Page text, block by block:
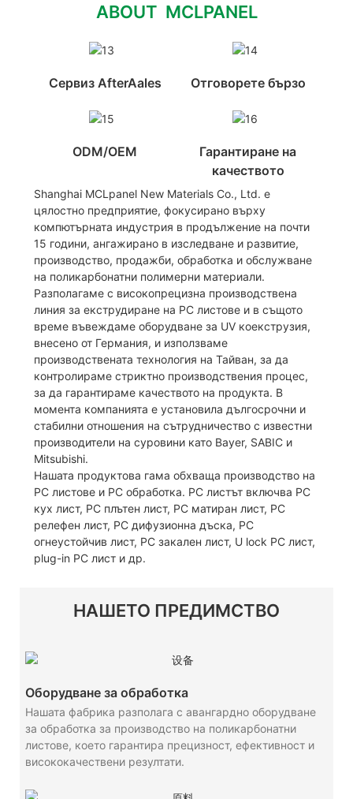
ABOUT MCLPANEL
Сервиз AfterAales Отговорете бързо
ODM/OEM
Гарантиране на
качеството
Shanghai MCLpanel New Materials Co., Ltd. е
цялостно предприятие, фокусирано върху
компютърната индустрия в продължение на почти
15 години, ангажирано в изследване и развитие,
производство, продажби, обработка и обслужване
на поликарбонатни полимерни материали.
Разполагаме с високопрецизна производствена
линия за екструдиране на PC листове и в същото
време въвеждаме оборудване за UV коекструзия,
внесено от Германия, и използваме
производствената технология на Тайван, за да
контролираме стриктно производствения процес,
за да гарантираме качеството на продукта. В
момента компанията е установила дългосрочни и
стабилни отношения на сътрудничество с известни
производители на суровини като Bayer, SABIC и
Mitsubishi.
Нашата продуктова гама обхваща производство на
PC листове и PC обработка. PC листът включва PC
кух лист, PC плътен лист, PC матиран лист, PC
релефен лист, PC дифузионна дъска, PC
огнеустойчив лист, PC закален лист, U lock PC лист,
plug-in PC лист и др.
НАШЕТО ПРЕДИМСТВО
Оборудване за обработка
Нашата фабрика разполага с авангардно оборудване
за обработка за производство на поликарбонатни
листове, което гарантира прецизност, ефективност и
висококачествени резултати.